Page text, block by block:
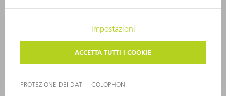
COPYRIGHT E MARCHIO
IMPOSTAZIONI SFERA PRIVATA
© 2026 TRUMPF